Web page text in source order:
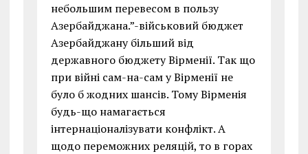
небольшим перевесом в пользу
Азербайджана.”-військовий бюджет
Азербайджану більший від
державного бюджету Вірменії. Так що
при війні сам-на-сам у Вірменії не
було б жодних шансів. Тому Вірменія
будь-що намагається
інтернаціоналізувати конфлікт. А
щодо переможних реляцій, то в горах